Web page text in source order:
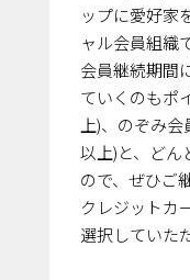
ップに愛好家
ャル会員組織
会員継続期間
ていくのもポ
上)、のぞみ
以上)と、ど
ので、ぜひご
クレジットカ
選択していた